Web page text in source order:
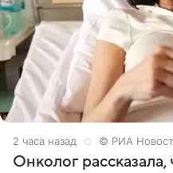
2 часа назад © РИА
Онколог